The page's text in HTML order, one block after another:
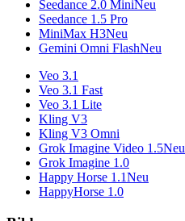
Seedance 2.0 MiniNeu
Seedance 1.5 Pro
MiniMax H3Neu
Gemini Omni FlashNeu
Veo 3.1
Veo 3.1 Fast
Veo 3.1 Lite
Kling V3
Kling V3 Omni
Grok Imagine Video 1.5Neu
Grok Imagine 1.0
Happy Horse 1.1Neu
HappyHorse 1.0